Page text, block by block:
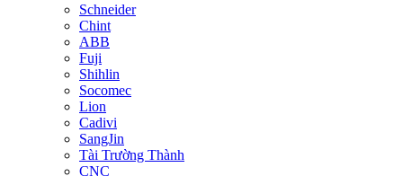
Schneider
Chint
ABB
Fuji
Shihlin
Socomec
Lion
Cadivi
SangJin
Tài Trường Thành
CNC